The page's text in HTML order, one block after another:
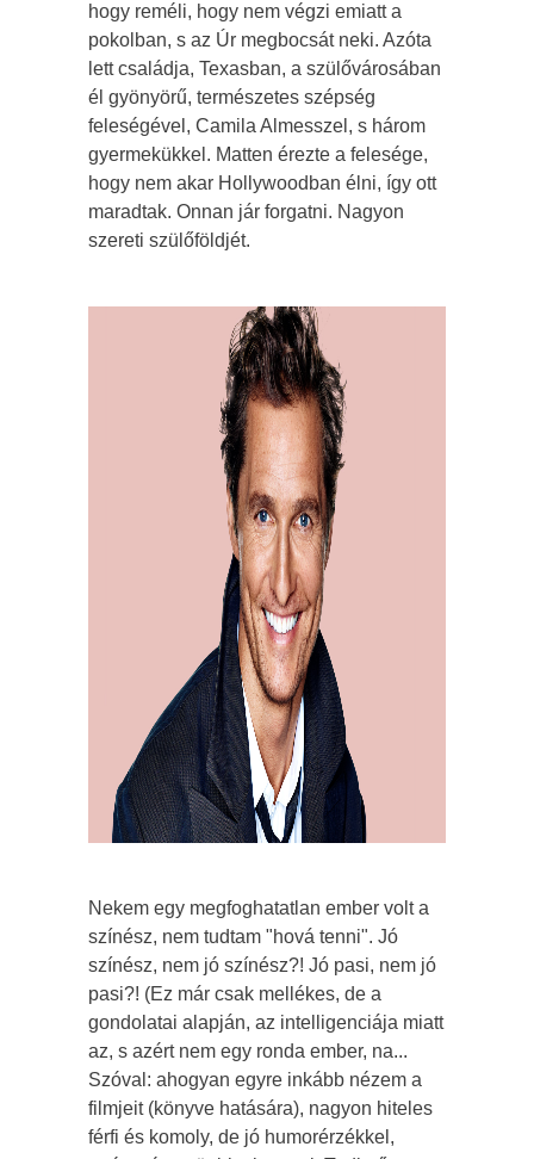
hogy reméli, hogy nem végzi emiatt a
pokolban, s az Úr megbocsát neki. Azóta
lett családja, Texasban, a szülővárosában
él gyönyörű, természetes szépség
feleségével, Camila Almesszel, s három
gyermekükkel. Matten érezte a felesége,
hogy nem akar Hollywoodban élni, így ott
maradtak. Onnan jár forgatni. Nagyon
szereti szülőföldjét.
Nekem egy megfoghatatlan ember volt a
színész, nem tudtam "hová tenni". Jó
színész, nem jó színész?! Jó pasi, nem jó
pasi?! (Ez már csak mellékes, de a
gondolatai alapján, az intelligenciája miatt
az, s azért nem egy ronda ember, na...
Szóval: ahogyan egyre inkább nézem a
filmjeit (könyve hatására), nagyon hiteles
férfi és komoly, de jó humorérzékkel,